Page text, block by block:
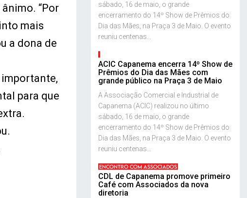
“Por
mais
a dona de
para que
sábado, 16 de maio, o grande
encerramento do 14º Show de Prêmios do
Dia das Mães, na Praça 3 de Maio. O evento
reuniu centenas...
ACIC Capanema encerra 14º Show de
Prêmios do Dia das Mães com
grande público na Praça 3 de Maio
A Associação Comercial e Industrial de
Capanema (ACIC) realizou no último
sábado, 16 de maio, o grande
encerramento do 14º Show de Prêmios do
Dia das Mães, na Praça 3 de Maio. O evento
reuniu centenas...
ENCONTRO COM ASSOCIADOS
CDL de Capanema promove primeiro
Café com Associados da nova
diretoria